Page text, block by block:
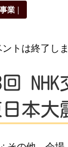
業|
トは終了しま
本大